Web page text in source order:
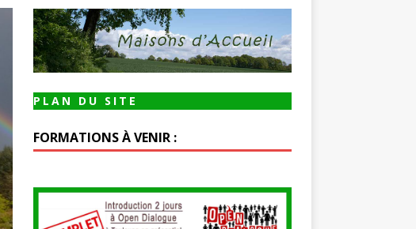
PLAN DU SITE
FORMATIONS À VENIR :